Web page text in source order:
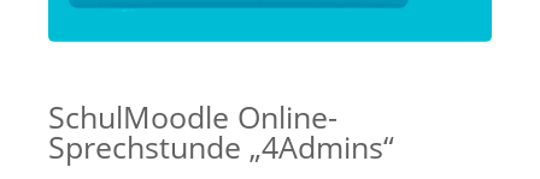
SchulMoodle Online-
Sprechstunde „4Admins“